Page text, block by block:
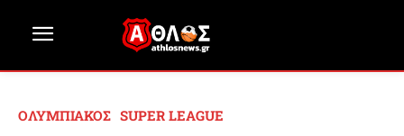
ΟΛΥΜΠΙΑΚΟΣ SUPER LEAGUE